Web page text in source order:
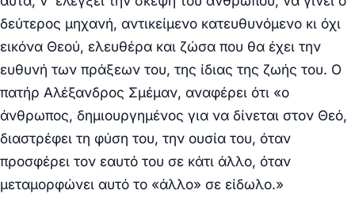
δεύτερος μηχανή, αντικείμενο κατευθυνόμενο κι όχι
εικόνα Θεού, ελευθέρα και ζώσα που θα έχει την
ευθυνή των πράξεων του, της ίδιας της ζωής του. Ο
πατήρ Αλέξανδρος Σμέμαν, αναφέρει ότι «ο
άνθρωπος, δημιουργημένος για να δίνεται στον Θεό,
διαστρέφει τη φύση του, την ουσία του, όταν
προσφέρει τον εαυτό του σε κάτι άλλο, όταν
μεταμορφώνει αυτό το «άλλο» σε είδωλο.»